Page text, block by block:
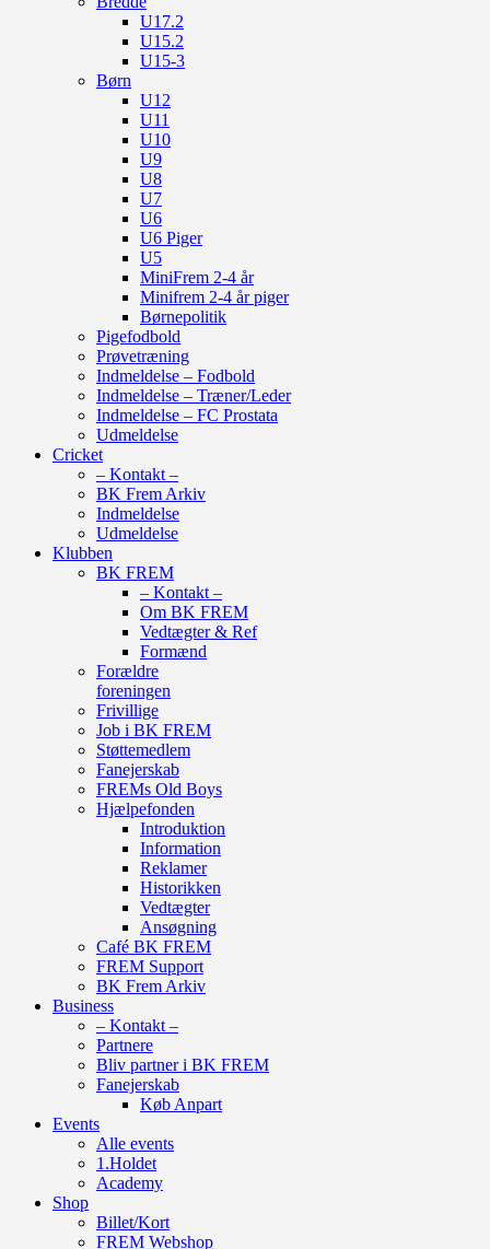
U17.2
U15.2
U15-3
Børn
U12
U11
U10
U9
U8
U7
U6
U6 Piger
U5
MiniFrem 2-4 år
Minifrem 2-4 år piger
Børnepolitik
Pigefodbold
Prøvetræning
Indmeldelse – Fodbold
Indmeldelse – Træner/Leder
Indmeldelse – FC Prostata
Udmeldelse
Cricket
– Kontakt –
BK Frem Arkiv
Indmeldelse
Udmeldelse
Klubben
BK FREM
– Kontakt –
Om BK FREM
Vedtægter & Ref
Formænd
Forældre
foreningen
Frivillige
Job i BK FREM
Støttemedlem
Fanejerskab
FREMs Old Boys
Hjælpefonden
Introduktion
Information
Reklamer
Historikken
Vedtægter
Ansøgning
Café BK FREM
FREM Support
BK Frem Arkiv
Business
– Kontakt –
Partnere
Bliv partner i BK FREM
Fanejerskab
Køb Anpart
Events
Alle events
1.Holdet
Academy
Shop
Billet/Kort
FREM Webshop